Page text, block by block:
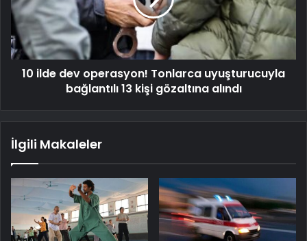
10 ilde dev operasyon! Tonlarca uyuşturucuyla
bağlantılı 13 kişi gözaltına alındı
İlgili Makaleler